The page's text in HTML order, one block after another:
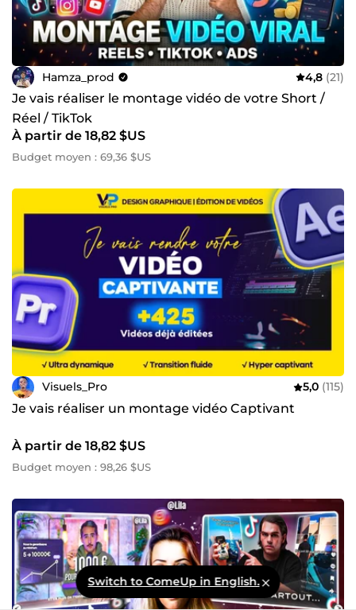
Hamza_prod 4,8 (21)
Je vais réaliser le montage vidéo de votre Short /
Réel / TikTok
À partir de 18,82 $US
Budget moyen : 69,36 $US
Visuels_Pro 5,0 (115)
Je vais réaliser un montage vidéo Captivant
À partir de 18,82 $US
Budget moyen : 98,26 $US
Switch to ComeUp in English.